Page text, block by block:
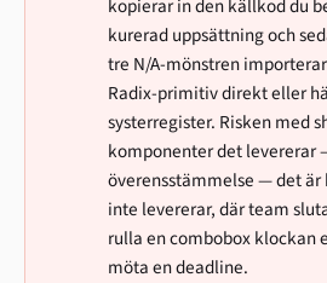
kopierar in den källkod du
kurerad uppsättning och
tre N/A-mönstren
Radix-primitiv direkt eller
systerregister. Risken med
komponenter det levererar
överensstämmelse — det
inte levererar, där team
rulla en combobox klockan
möta en deadline.